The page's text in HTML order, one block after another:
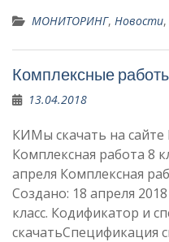
МОНИТОРИНГ, Новости,
Комплексные
13.04.2018
КИМы скачать на
Комплексная работа 8
апреля Комплексная
Создано: 18 апреля
класс. Кодификатор и
скачатьСпецификация